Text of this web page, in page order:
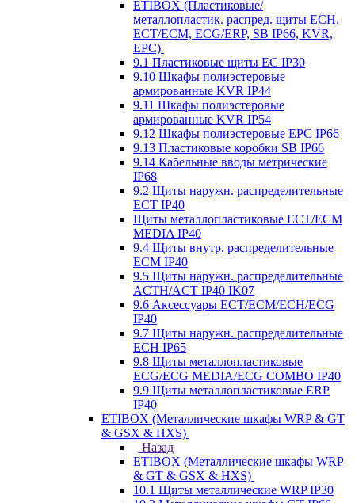
ETIBOX (Пластиковые/
металлопластик. распред. щиты ECH,
ECT/ECM, ECG/ERP, SB IP66, KVR,
EPC)
9.1 Пластиковые щиты EC IP30
9.10 Шкафы полиэстеровые
армированные KVR IP44
9.11 Шкафы полиэстеровые
армированные KVR IP54
9.12 Шкафы полиэстеровые EPC IP66
9.13 Пластиковые коробки SB IP66
9.14 Кабельные вводы метрические
IP68
9.2 Щиты наружн. распределительные
ECT IP40
Щиты металлопластиковые ECT/ECM
MEDIA IP40
9.4 Щиты внутр. распределительные
ECМ IP40
9.5 Щиты наружн. распределительные
ACTH/ACT IP40 IK07
9.6 Аксессуары ECT/ECM/ECH/ECG
IP40
9.7 Щиты наружн. распределительные
ECH IP65
9.8 Щиты металлопластиковые
ECG/ECG MEDIA/ECG COMBO IP40
9.9 Щиты металлопластиковые ERP
IP40
ETIBOX (Металлические шкафы WRP & GT
& GSX & HXS)
Назад
ETIBOX (Металлические шкафы WRP
& GT & GSX & HXS)
10.1 Щиты металлические WRP IP30